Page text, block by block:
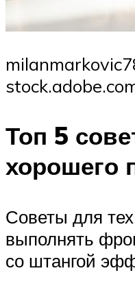
Топ 5
хорошего
Советы для
выполнять
со штангой